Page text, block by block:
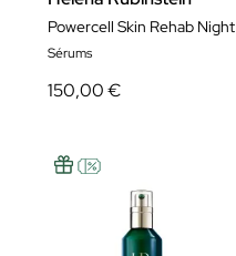
Powercell Skin Rehab Night
Sérums
150,00 €